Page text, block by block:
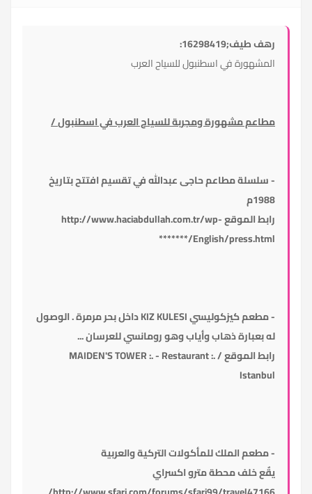
رهف طيف;16298419:
المشهورة في اسطنبول للسياح العرب
مطاعم مشهورة ومجربة للسياح العرب في اسطنبول/
-سلسلة مطاعم حاجى عبدالله في تقسيم افتتح بتاريخ
1988م
رابط الموقعhttp://www.haciabdullah.com.tr/wp-
*******/English/press.html
- مطعم كيزكوليسي داخل بحر مرمرة. الوصول
له بعبارة ذهاب وأياب وهو رومانسي للعرسان ...
رابط الموقع / .: MAIDEN'S TOWER :. - Restaurant
Istanbul
-مطعم الملك للمأكولات التركية والعربية
يقٌع خلفمحطة مترو اكسراي